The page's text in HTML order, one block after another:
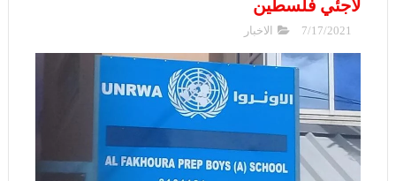
لاجئي فلسطين
7/17/2021 الاخبار